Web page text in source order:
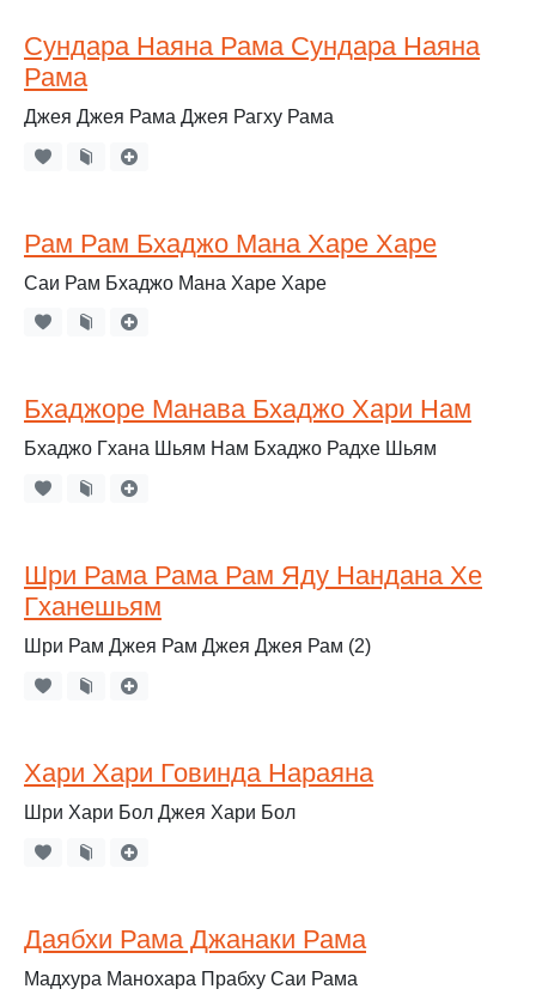
Сундара Наяна Рама Сундара Наяна
Рама
Джея Джея Рама Джея Рагху Рама
Рам Рам Бхаджо Мана Харе Харе
Саи Рам Бхаджо Мана Харе Харе
Бхаджоре Манава Бхаджо Хари Нам
Бхаджо Гхана Шьям Нам Бхаджо Радхе Шьям
Шри Рама Рама Рам Яду Нандана Хе
Гханешьям
Шри Рам Джея Рам Джея Джея Рам (2)
Хари Хари Говинда Нараяна
Шри Хари Бол Джея Хари Бол
Даябхи Рама Джанаки Рама
Мадхура Манохара Прабху Саи Рама